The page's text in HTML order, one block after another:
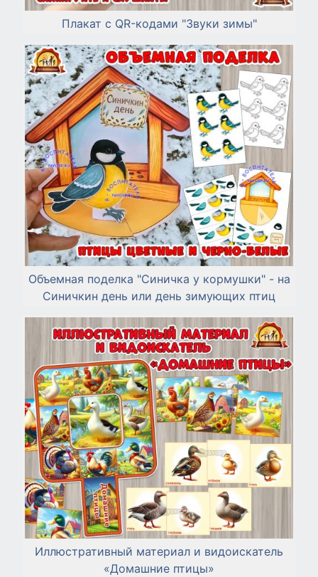
Плакат с QR-кодами "Звуки зимы"
Объемная поделка "Синичка у кормушки" - на
Синичкин день или день зимующих птиц
Иллюстративный материал и видоискатель
«Домашние птицы»